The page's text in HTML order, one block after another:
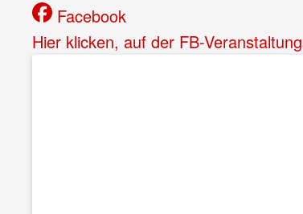
Facebook
Hier klicken, auf der FB-